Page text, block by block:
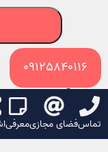
تماسفضای مجازیمعرفی
09125840116
ارتباط با
از طریق